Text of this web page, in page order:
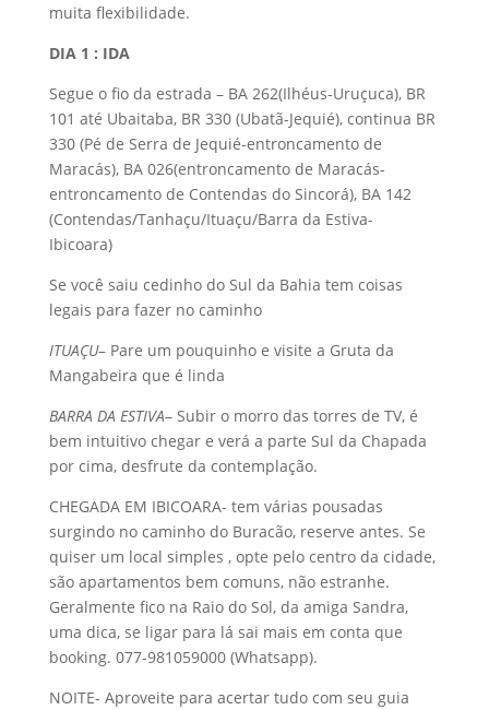
muita flexibilidade.
DIA 1 : IDA
Segue o fio da estrada – BA 262(Ilhéus-Uruçuca), BR
101 até Ubaitaba, BR 330 (Ubatã-Jequié), continua BR
330 (Pé de Serra de Jequié-entroncamento de
Maracás), BA 026(entroncamento de Maracás-
entroncamento de Contendas do Sincorá), BA 142
(Contendas/Tanhaçu/Ituaçu/Barra da Estiva-
Ibicoara)
Se você saiu cedinho do Sul da Bahia tem coisas
legais para fazer no caminho
ITUAÇU– Pare um pouquinho e visite a Gruta da
Mangabeira que é linda
BARRA DA ESTIVA– Subir o morro das torres de TV, é
bem intuitivo chegar e verá a parte Sul da Chapada
por cima, desfrute da contemplação.
CHEGADA EM IBICOARA- tem várias pousadas
surgindo no caminho do Buracão, reserve antes. Se
quiser um local simples , opte pelo centro da cidade,
são apartamentos bem comuns, não estranhe.
Geralmente fico na Raio do Sol, da amiga Sandra,
uma dica, se ligar para lá sai mais em conta que
booking. 077-981059000 (Whatsapp).
NOITE- Aproveite para acertar tudo com seu guia